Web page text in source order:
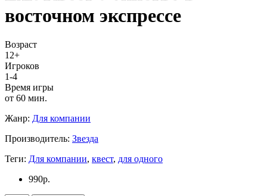
восточном экспрессе
Возраст
12+
Игроков
1-4
Время игры
от 60 мин.
Жанр: Для компании
Производитель: Звезда
Теги: Для компании, квест, для одного
990р.